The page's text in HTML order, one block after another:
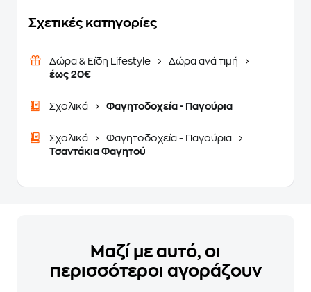
Σχετικές κατηγορίες
Δώρα & Είδη Lifestyle
Δώρα ανά τιμή
έως 20€
Σχολικά Φαγητοδοχεία - Παγούρια
Σχολικά
Φαγητοδοχεία - Παγούρια
Τσαντάκια Φαγητού
Μαζί με αυτό, οι
περισσότεροι αγοράζουν